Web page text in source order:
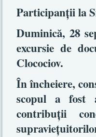
Participanţii la
Duminică, 28
excursie de
Clocociov.
În încheiere,
scopul a fost
contribuţii